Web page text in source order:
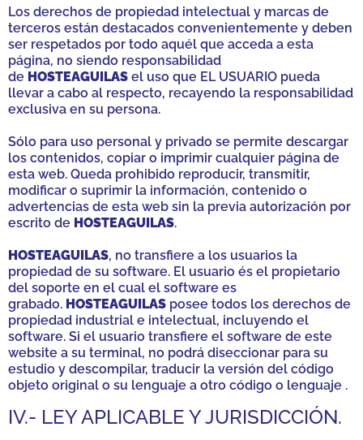
Los derechos de propiedad intelectual y marcas de
terceros están destacados convenientemente y deben
ser respetados por todo aquél que acceda a esta
página, no siendo responsabilidad
de HOSTEAGUILAS el uso que EL USUARIO pueda
llevar a cabo al respecto, recayendo la responsabilidad
exclusiva en su persona.
Sólo para uso personal y privado se permite descargar
los contenidos, copiar o imprimir cualquier página de
esta web. Queda prohibido reproducir, transmitir,
modificar o suprimir la información, contenido o
advertencias de esta web sin la previa autorización por
escrito de HOSTEAGUILAS.
HOSTEAGUILAS, no transfiere a los usuarios la
propiedad de su software. El usuario és el propietario
del soporte en el cual el software es
grabado. HOSTEAGUILAS posee todos los derechos de
propiedad industrial e intelectual, incluyendo el
software. Si el usuario transfiere el software de este
website a su terminal, no podrá diseccionar para su
estudio y descompilar, traducir la versión del código
objeto original o su lenguaje a otro código o lenguaje .
IV.- LEY APLICABLE Y JURISDICCIÓN.